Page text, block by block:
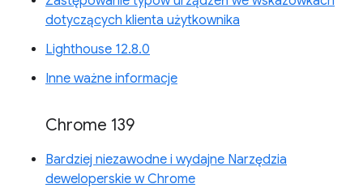
dotyczących klienta użytkownika
Lighthouse 12.8.0
Inne ważne informacje
Chrome 139
Bardziej niezawodne i wydajne Narzędzia
deweloperskie w Chrome